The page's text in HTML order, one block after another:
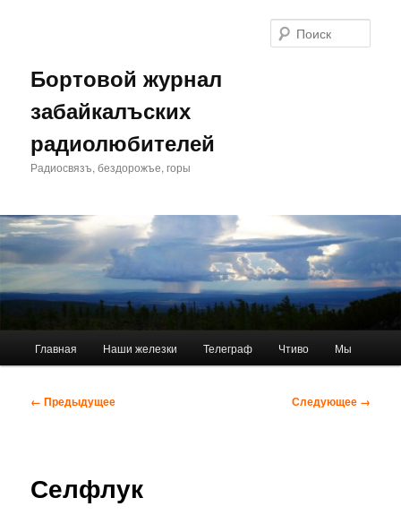
Бортовой журнал
забайкалъских
радиолюбителей
Радиосвязъ, бездорожъе, горы
Главная Наши железки Телеграф Чтиво Мы
Навигация
← Предыдущее Следующее →
Селфлук